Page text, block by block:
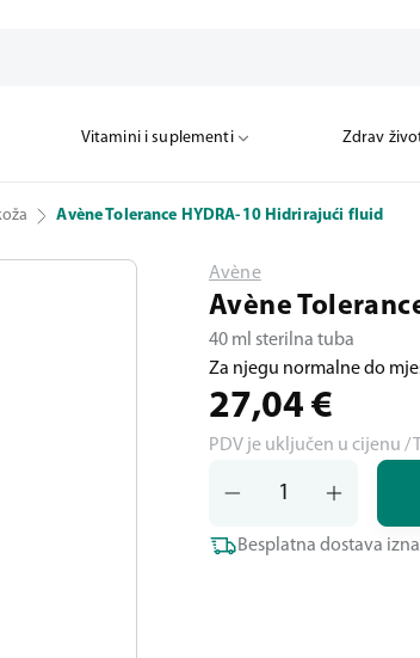
Vitamini i suplementi Zdrav
Avène Tolerance HYDRA-10 Hidrirajući fluid
Avène
Avène
40 ml sterilna tuba
Za njegu normalne do
27,04 €
PDV je uključen u cijenu /
Besplatna dostava